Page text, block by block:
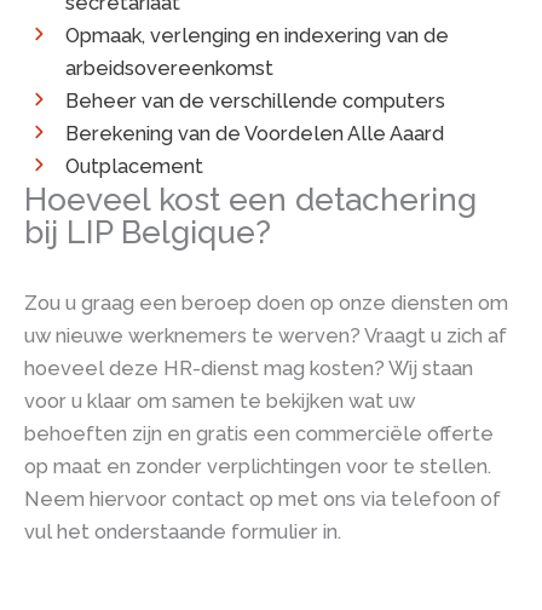
Opmaak, verlenging en indexering van de
arbeidsovereenkomst
Beheer van de verschillende computers
Berekening van de Voordelen Alle Aaard
Outplacement
Hoeveel kost een detachering
bij LIP Belgique?
Zou u graag een beroep doen op onze diensten om
uw nieuwe werknemers te werven? Vraagt u zich af
hoeveel deze HR-dienst mag kosten? Wij staan
voor u klaar om samen te bekijken wat uw
behoeften zijn en gratis een commerciële offerte
op maat en zonder verplichtingen voor te stellen.
Neem hiervoor contact op met ons via telefoon of
vul het onderstaande formulier in.